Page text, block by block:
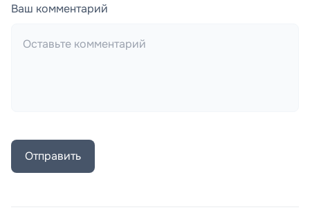
Ваш комментарий
Отправить